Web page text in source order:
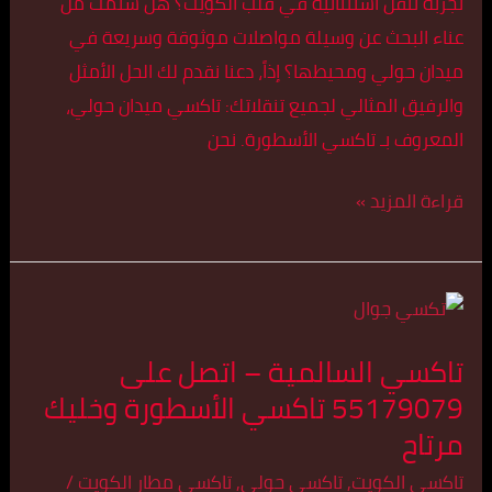
عناء البحث عن وسيلة مواصلات موثوقة وسريعة في
ميدان حولي ومحيطها؟ إذاً، دعنا نقدم لك الحل الأمثل
والرفيق المثالي لجميع تنقلاتك: تاكسي ميدان حولي،
المعروف بـ تاكسي الأسطورة. نحن
وزمان
مع
تاكسي
الأسطورة
قراءة المزيد »
تاكسي السالمية – اتصل على
55179079 تاكسي الأسطورة وخليك
مرتاح
تاكسي الكويت,تاكسي حولي,تاكسي مطار الكويت/
تاكسي
–
اتصل
على
55179079